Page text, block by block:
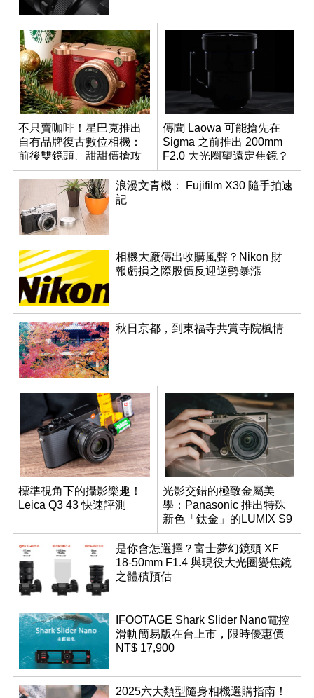
不只賣咖啡！星巴克推出
自有品牌復古數位相機：
前後雙鏡頭、甜甜價搶攻
隨性攝影市場
傳聞 Laowa 可能搶先在
Sigma 之前推出 200mm
F2.0 大光圈望遠定焦鏡？
浪漫文青機： Fujifilm X30 隨手拍速
記
相機大廠傳出收購風聲？Nikon 財
報虧損之際股價反迎逆勢暴漲
秋日京都，到東福寺共賞寺院楓情
標準視角下的攝影樂趣！
Leica Q3 43 快速評測
光影交錯的極致金屬美
學：Panasonic 推出特殊
新色「鈦金」的LUMIX S9
是你會怎選擇？富士夢幻鏡頭 XF
18-50mm F1.4 與現役大光圈變焦鏡
之體積預估
IFOOTAGE Shark Slider Nano電控
滑軌簡易版在台上市，限時優惠價
NT$ 17,900
2025六大類型隨身相機選購指南！